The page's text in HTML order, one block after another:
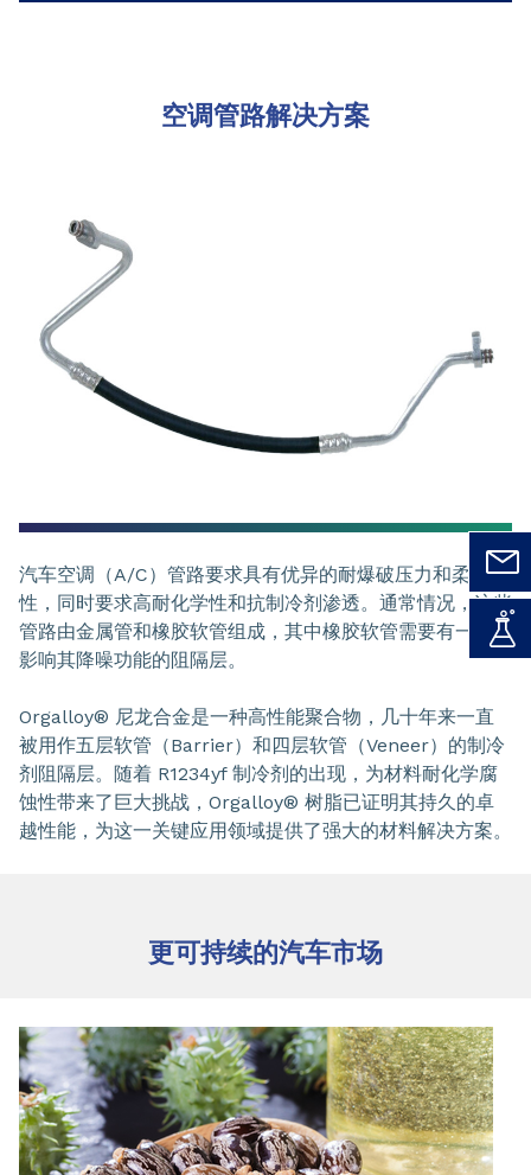
空调管路解决方案
汽车空调（A/C）管路要求具有优异的耐爆破压力和柔韧
性，同时要求高耐化学性和抗制冷剂渗透。通常情况，这些
管路由金属管和橡胶软管组成，其中橡胶软管需要有一层不
影响其降噪功能的阻隔层。
Orgalloy® 尼龙合金是一种高性能聚合物，几十年来一直
被用作五层软管（Barrier）和四层软管（Veneer）的制冷
剂阻隔层。随着 R1234yf 制冷剂的出现，为材料耐化学腐
蚀性带来了巨大挑战，Orgalloy® 树脂已证明其持久的卓
越性能，为这一关键应用领域提供了强大的材料解决方案。
更可持续的汽车市场